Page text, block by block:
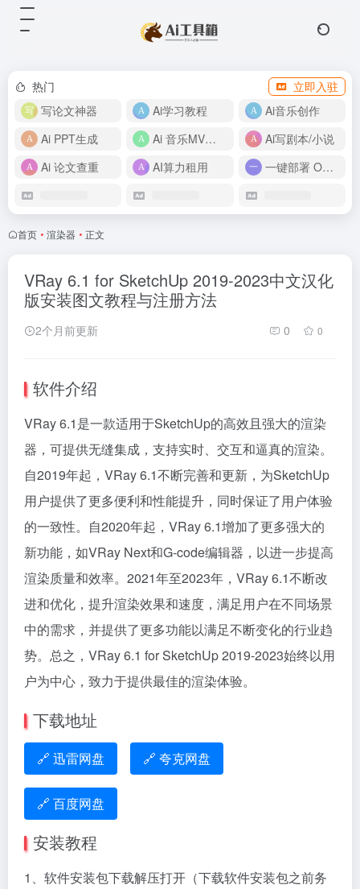
热门
立即入驻
写论文神器
Ai学习教程
Ai音乐创作
Ai PPT生成
Ai 音乐MV制作
Ai写剧本/小说
Ai 论文查重
AI算力租用 一键部署 OpenClaw
首页 • 渲染器 • 正文
VRay 6.1 for SketchUp 2019-2023中文汉化
版安装图文教程与注册方法
2个月前更新 0 0
软件介绍
VRay 6.1是一款适用于SketchUp的高效且强大的渲染
器，可提供无缝集成，支持实时、交互和逼真的渲染。
自2019年起，VRay 6.1不断完善和更新，为SketchUp
用户提供了更多便利和性能提升，同时保证了用户体验
的一致性。自2020年起，VRay 6.1增加了更多强大的
新功能，如VRay Next和G-code编辑器，以进一步提高
渲染质量和效率。2021年至2023年，VRay 6.1不断改
进和优化，提升渲染效果和速度，满足用户在不同场景
中的需求，并提供了更多功能以满足不断变化的行业趋
势。总之，VRay 6.1 for SketchUp 2019-2023始终以用
户为中心，致力于提供最佳的渲染体验。
下载地址
🔗 迅雷网盘 🔗 夸克网盘
🔗 百度网盘
安装教程
1、软件安装包下载解压打开（下载软件安装包之前务